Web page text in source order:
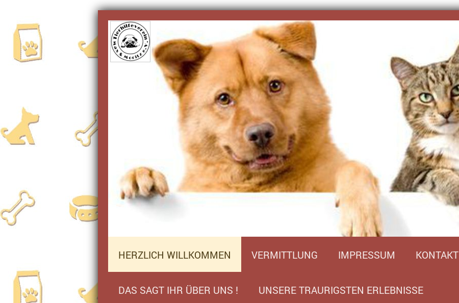
HERZLICH WILLKOMMEN VERMITTLUNG IMPRESSUM KONTAKT
DAS SAGT IHR ÜBER UNS ! UNSERE TRAURIGSTEN ERLEBNISSE